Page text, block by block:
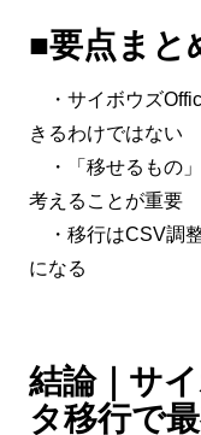
■要点まと
・サイボウズ
きるわけではない
・「移せるもの
考えることが重要
・移行はCSV調
になる
結論｜サ
タ移行で